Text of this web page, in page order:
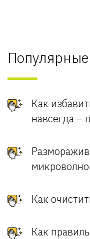
Как
навсегда –
Как
Как